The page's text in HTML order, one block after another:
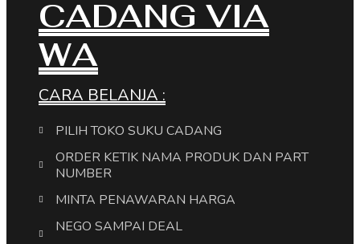
CADANG VIA
WA
CARA BELANJA :
PILIH TOKO SUKU CADANG
ORDER KETIK NAMA PRODUK DAN PART
NUMBER
MINTA PENAWARAN HARGA
NEGO SAMPAI DEAL